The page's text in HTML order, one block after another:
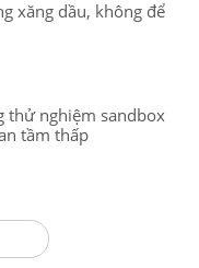
xăng dầu, không để
thử nghiệm sandbox
tầm thấp